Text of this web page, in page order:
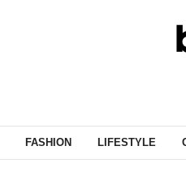
FASHION LIFESTYLE